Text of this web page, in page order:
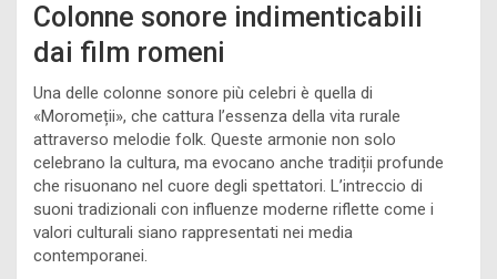
Colonne sonore indimenticabili
dai film romeni
Una delle colonne sonore più celebri è quella di
«Moromeții», che cattura l’essenza della vita rurale
attraverso melodie folk. Queste armonie non solo
celebrano la cultura, ma evocano anche tradiții profunde
che risuonano nel cuore degli spettatori. L’intreccio di
suoni tradizionali con influenze moderne riflette come i
valori culturali siano rappresentati nei media
contemporanei.